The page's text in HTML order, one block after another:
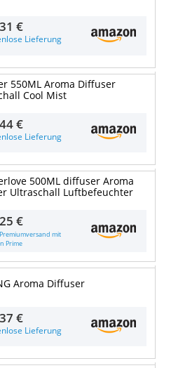
31 €
Lieferung
550ML Aroma Diffuser
Cool Mist
44 €
Lieferung
500ML diffuser Aroma
Ultraschall Luftbefeuchter
25 €
mit
Prime
Aroma Diffuser
37 €
Lieferung